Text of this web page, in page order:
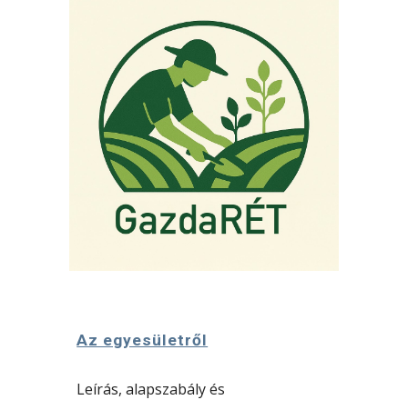
Az egyesületről
Leírás, alapszabály és